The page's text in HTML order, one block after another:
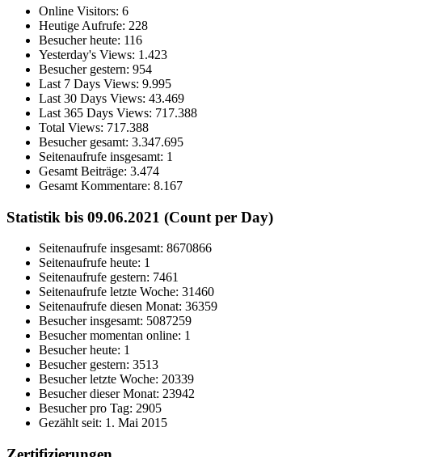
Online Visitors: 6
Heutige Aufrufe: 228
Besucher heute: 116
Yesterday's Views: 1.423
Besucher gestern: 954
Last 7 Days Views: 9.995
Last 30 Days Views: 43.469
Last 365 Days Views: 717.388
Total Views: 717.388
Besucher gesamt: 3.347.695
Seitenaufrufe insgesamt: 1
Gesamt Beiträge: 3.474
Gesamt Kommentare: 8.167
Statistik bis 09.06.2021 (Count per Day)
Seitenaufrufe insgesamt: 8670866
Seitenaufrufe heute: 1
Seitenaufrufe gestern: 7461
Seitenaufrufe letzte Woche: 31460
Seitenaufrufe diesen Monat: 36359
Besucher insgesamt: 5087259
Besucher momentan online: 1
Besucher heute: 1
Besucher gestern: 3513
Besucher letzte Woche: 20339
Besucher dieser Monat: 23942
Besucher pro Tag: 2905
Gezählt seit: 1. Mai 2015